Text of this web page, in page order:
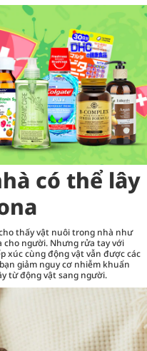
có thể lây
thấy vật nuôi trong nhà như
cho người. Nhưng rửa tay với
xúc cùng động vật vẫn được các
giảm nguy cơ nhiễm khuẩn
từ động vật sang người.